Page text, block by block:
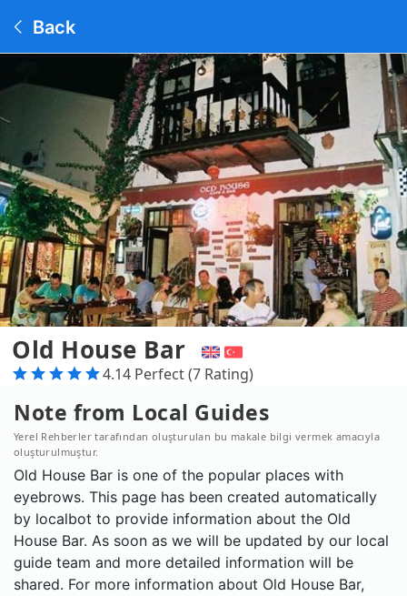
Back
Old House Bar
4.14 Perfect (7 Rating)
Note from Local Guides
Yerel Rehberler tarafından oluşturulan bu makale bilgi vermek amacıyla
oluşturulmuştur.
Old House Bar is one of the popular places with
eyebrows. This page has been created automatically
by localbot to provide information about the Old
House Bar. As soon as we will be updated by our local
guide team and more detailed information will be
shared. For more information about Old House Bar,